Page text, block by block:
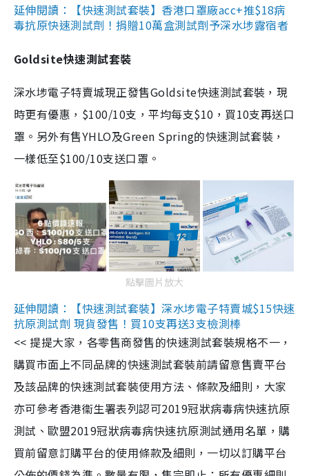
延伸閱讀：【快速測試套裝】香港口罩廠acc+推$18病
毒抗原快速測試劑！捐贈10萬盒測試劑予深水埗露宿者
Goldsite快速測試套裝
深水埗電子特賣城現正發售Goldsite快速測試套裝，現
時更有優惠，$100/10支，平均每支$10，買10支再送口
罩。另外有售YHLO及Green Spring的快速測試套裝，
一樣低至$100/10支送口罩。
點擊圖片放大
延伸閱讀：【快速測試套裝】深水埗電子特賣城$15快速
抗原測試劑 現貨發售！買10支再送3支檢測棒
<< 提提大家，各零售商發售的快速測試套裝規格不一，
購買市面上不同品牌的快速測試套裝前請留意售賣平台
及該品牌的快速測試套裝使用方法、條款及細則，大家
亦可參考香港衞生署表列認可2019冠狀病毒病快速抗原
測試、歐盟2019冠狀病毒病快速抗原測試通用名單，購
買前留意訂購平台的使用條款及細則，一切以訂購平台